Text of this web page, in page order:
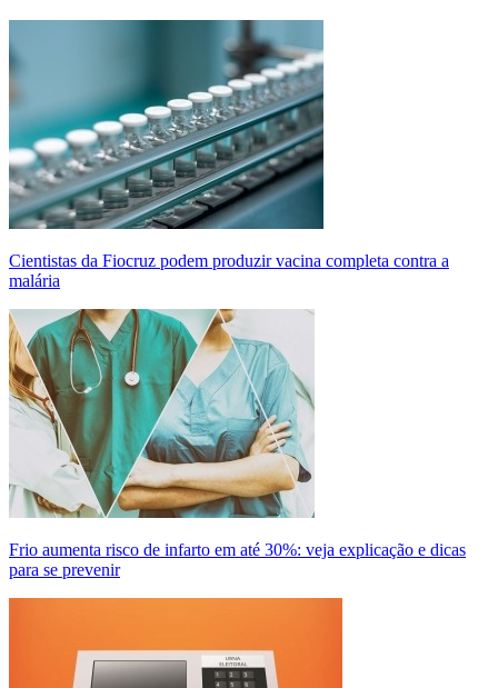
Cientistas da Fiocruz podem produzir vacina completa contra a
malária
Frio aumenta risco de infarto em até 30%: veja explicação e dicas
para se prevenir